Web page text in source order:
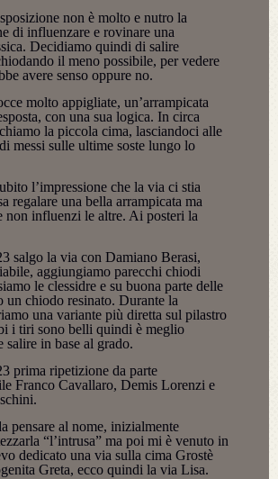
non è molto e nutro la
di influenzare e rovinare una
Decidiamo quindi di salire
il meno possibile, per vedere
avere senso oppure no.
molto appigliate, un’arrampicata
con una sua logica. In circa
la piccola cima, lasciandoci alle
messi sulle ultime soste lungo lo
l’impressione che la via ci stia
regalare una bella arrampicata ma
non influenzi le altre. Ai posteri la
salgo la via con Damiano Berasi,
aggiungiamo parecchi chiodi
le clessidre e su buona parte delle
un chiodo resinato. Durante la
una variante più diretta sul pilastro
i tiri sono belli quindi è meglio
salire in base al grado.
prima ripetizione da parte
Franco Cavallaro, Demis Lorenzi e
pensare al nome, inizialmente
“l’intrusa” ma poi mi è venuto in
dedicato una via sulla cima Grostè
Greta, ecco quindi la via Lisa.